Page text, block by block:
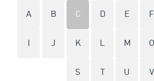
A B C D E F
J K L M O
S U V